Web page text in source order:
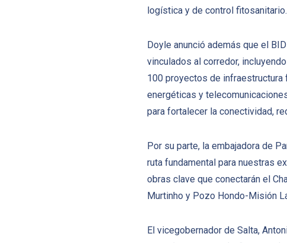
logística y de control fitosanitario.
Doyle anunció además que el
vinculados al corredor,
100 proyectos de
energéticas y
para fortalecer la conectividad,
Por su parte, la embajadora de
ruta fundamental para nuestras
obras clave que conectarán el
Murtinho y Pozo Hondo-Misión
El vicegobernador de Salta,